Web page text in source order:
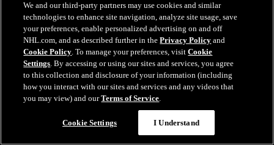
We and our third-party partners may use cookies and similar
technologies to enhance site navigation, analyze site usage, save
your preferences, enable personalized advertising on and off
NHL.com, and as described further in thePrivacy Policy and
Cookie Policy. To manage your preferences, visitCookie
Settings. By accessing or using our sites and services, you agree
to this collection and disclosure of your information (including
how you interact with our sites and services and any videos that
you may view) and ourTerms of Service.
Cookie Settings I Understand